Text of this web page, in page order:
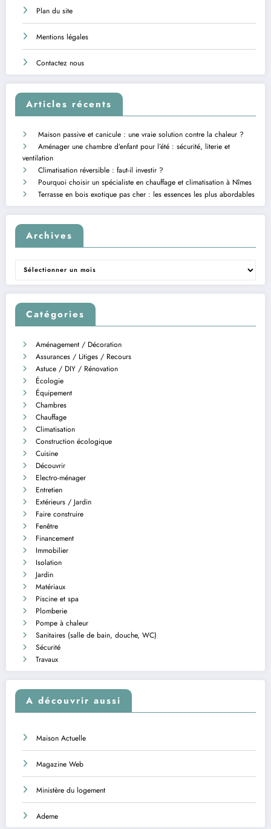
Plan du site
Mentions légales
Contactez nous
Articles récents
Maison passive et canicule : une vraie solution contre la chaleur ?
Aménager une chambre d’enfant pour l’été : sécurité, literie et
ventilation
Climatisation réversible : faut-il investir ?
Pourquoi choisir un spécialiste en chauffage et climatisation à Nîmes
Terrasse en bois exotique pas cher : les essences les plus abordables
Archives
Archives
Catégories
Aménagement / Décoration
Assurances / Litiges / Recours
Astuce / DIY / Rénovation
Écologie
Équipement
Chambres
Chauffage
Climatisation
Construction écologique
Cuisine
Découvrir
Electro-ménager
Entretien
Extérieurs / Jardin
Faire construire
Fenêtre
Financement
Immobilier
Isolation
Jardin
Matériaux
Piscine et spa
Plomberie
Pompe à chaleur
Sanitaires (salle de bain, douche, WC)
Sécurité
Travaux
A découvrir aussi
Maison Actuelle
Magazine Web
Ministère du logement
Ademe